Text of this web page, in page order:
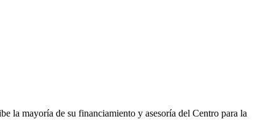
la mayoría de su financiamiento y asesoría del Centro para la